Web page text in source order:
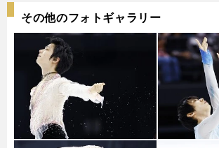
その他のフォトギャラリー